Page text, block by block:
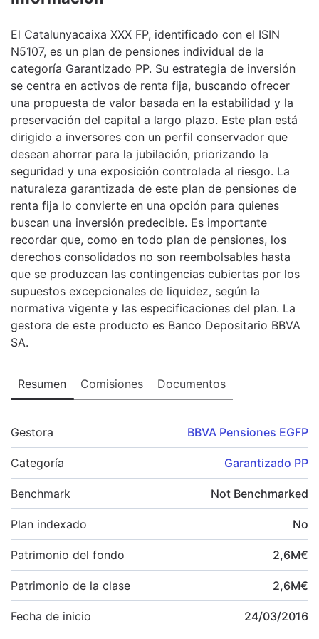
El Catalunyacaixa XXX FP, identificado con el ISIN
N5107, es un plan de pensiones individual de la
categoría Garantizado PP. Su estrategia de inversión
se centra en activos de renta fija, buscando ofrecer
una propuesta de valor basada en la estabilidad y la
preservación del capital a largo plazo. Este plan está
dirigido a inversores con un perfil conservador que
desean ahorrar para la jubilación, priorizando la
seguridad y una exposición controlada al riesgo. La
naturaleza garantizada de este plan de pensiones de
renta fija lo convierte en una opción para quienes
buscan una inversión predecible. Es importante
recordar que, como en todo plan de pensiones, los
derechos consolidados no son reembolsables hasta
que se produzcan las contingencias cubiertas por los
supuestos excepcionales de liquidez, según la
normativa vigente y las especificaciones del plan. La
gestora de este producto es Banco Depositario BBVA
SA.
Resumen Comisiones Documentos
Gestora BBVA Pensiones EGFP
Categoría Garantizado PP
Benchmark Not Benchmarked
Plan indexado No
Patrimonio del fondo 2,6M€
Patrimonio de la clase 2,6M€
Fecha de inicio 24/03/2016